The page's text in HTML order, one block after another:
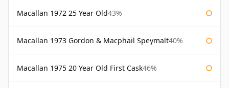
Macallan 1972 25 Year Old43%
Macallan 1973 Gordon & Macphail Speymalt40%
Macallan 1975 20 Year Old First Cask46%